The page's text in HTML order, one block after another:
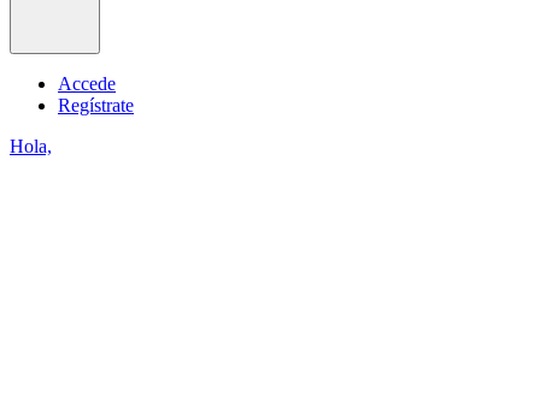
Accede
Regístrate
Hola,